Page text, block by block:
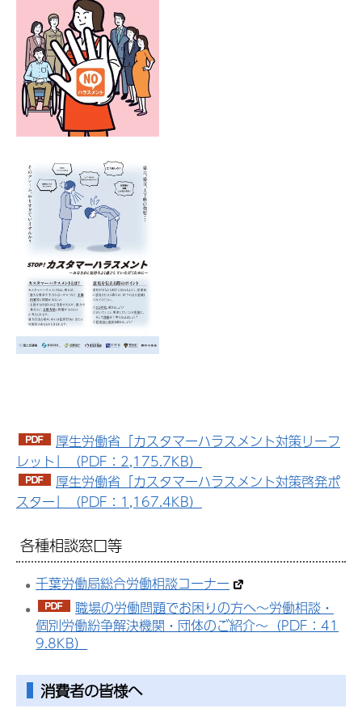
厚生労働省「カスタマーハラスメント対策リーフ
レット」（PDF：2,175.7KB）
厚生労働省「カスタマーハラスメント対策啓発ポ
スター」（PDF：1,167.4KB）
各種相談窓口等
千葉労働局総合労働相談コーナー
職場の労働問題でお困りの方へ～労働相談・
個別労働紛争解決機関・団体のご紹介～（PDF：41
9.8KB）
消費者の皆様へ